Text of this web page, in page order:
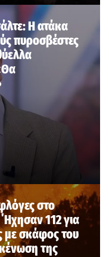
Η ατάκα
πυροσβέστες
στο
112 για
με σκάφος του
της